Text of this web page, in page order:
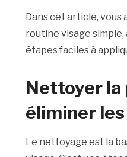
Dans cet article, vous
routine visage simple,
étapes faciles à
Nettoyer la
éliminer
Le nettoyage est la